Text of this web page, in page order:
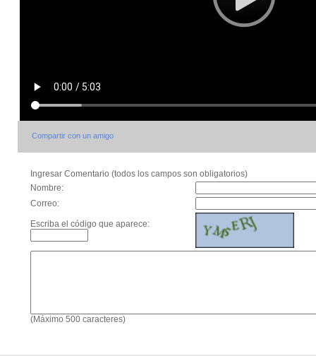
Compartir con un amigo
Ingresar Comentario (todos los campos son obligatorios)
Nombre:
Correo:
Escriba el código que aparece:
(Máximo 500 caracteres)